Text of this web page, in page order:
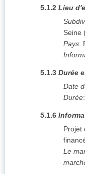
5.1.2 Lieu
Seine
Pays:
5.1.3 Durée
Date
Durée:
5.1.6
Projet
Le